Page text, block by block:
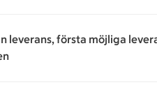
leverans, första möjliga